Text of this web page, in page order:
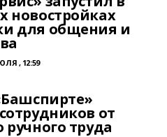
новостройках
для общения и
, 12:59
от
ручного труда